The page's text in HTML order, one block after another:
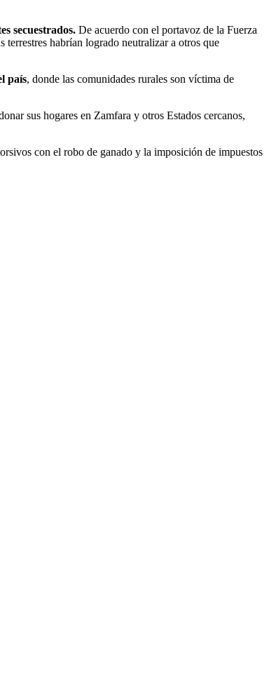
secuestrados. De acuerdo con el portavoz de la Fuerza
terrestres habrían logrado neutralizar a otros que
país, donde las comunidades rurales son víctima de
sus hogares en Zamfara y otros Estados cercanos,
con el robo de ganado y la imposición de impuestos